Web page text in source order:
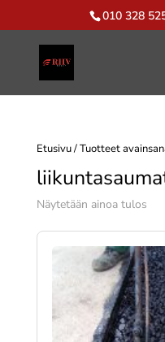
010 328
Etusivu/ Tuotteet
Näytetään ainoa tulos